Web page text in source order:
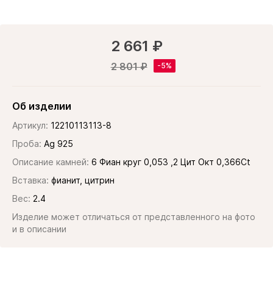
2 661 ₽
2 801 ₽
Об изделии
Артикул: 12210113113-8
Проба: Ag 925
Описание камней: 6 Фиан круг 0,053 ,2 Цит Окт 0,366Ct
Вставка: фианит, цитрин
Вес: 2.4
Изделие может отличаться от представленного на фото
и в описании